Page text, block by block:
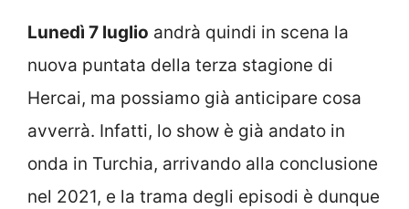
Lunedì 7 luglio andrà quindi in scena la
nuova puntata della terza stagione di
Hercai, ma possiamo già anticipare cosa
avverrà. Infatti, lo show è già andato in
onda in Turchia, arrivando alla conclusione
nel 2021, e la trama degli episodi è dunque